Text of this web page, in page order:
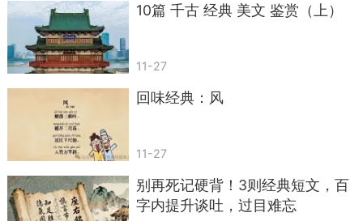
.《静夜思》——一杯温柔的乡愁
“举头望明月，低头思故乡。”
无论身处何地，心中总有牵挂。
想家的时候，给家人一个电话，内心自会温
暖。
思念不是负担，是爱的能量。
10篇 千古 经典 美文 鉴赏（上）
11-27
回味经典：风
11-27
别再死记硬背！3则经典短文，百
字内提升谈吐，过目难忘